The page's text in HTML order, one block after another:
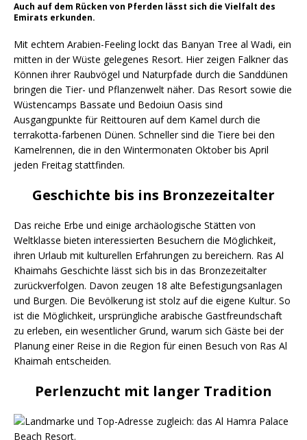
Auch auf dem Rücken von Pferden lässt sich die Vielfalt des
Emirats erkunden.
Mit echtem Arabien-Feeling lockt das Banyan Tree al Wadi, ein
mitten in der Wüste gelegenes Resort. Hier zeigen Falkner das
Können ihrer Raubvögel und Naturpfade durch die Sanddünen
bringen die Tier- und Pflanzenwelt näher. Das Resort sowie die
Wüstencamps Bassate und Bedoiun Oasis sind
Ausgangpunkte für Reittouren auf dem Kamel durch die
terrakotta-farbenen Dünen. Schneller sind die Tiere bei den
Kamelrennen, die in den Wintermonaten Oktober bis April
jeden Freitag stattfinden.
Geschichte bis ins Bronzezeitalter
Das reiche Erbe und einige archäologische Stätten von
Weltklasse bieten interessierten Besuchern die Möglichkeit,
ihren Urlaub mit kulturellen Erfahrungen zu bereichern. Ras Al
Khaimahs Geschichte lässt sich bis in das Bronzezeitalter
zurückverfolgen. Davon zeugen 18 alte Befestigungsanlagen
und Burgen. Die Bevölkerung ist stolz auf die eigene Kultur. So
ist die Möglichkeit, ursprüngliche arabische Gastfreundschaft
zu erleben, ein wesentlicher Grund, warum sich Gäste bei der
Planung einer Reise in die Region für einen Besuch von Ras Al
Khaimah entscheiden.
Perlenzucht mit langer Tradition